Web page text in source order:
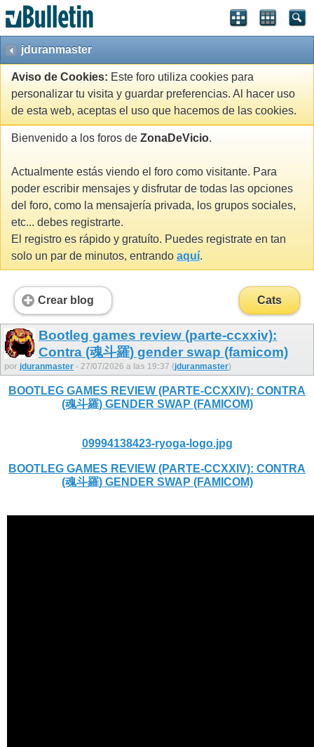
jduranmaster
Aviso de Cookies: Este foro utiliza cookies para
personalizar tu visita y guardar preferencias. Al hacer uso
de esta web, aceptas el uso que hacemos de las cookies.
Bienvenido a los foros de ZonaDeVicio.
Actualmente estás viendo el foro como visitante. Para
poder escribir mensajes y disfrutar de todas las opciones
del foro, como la mensajería privada, los grupos sociales,
etc... debes registrarte.
El registro es rápido y gratuíto. Puedes registrate en tan
solo un par de minutos, entrando aquí.
Crear blog Cats
Bootleg games review (parte-ccxxiv):
Contra (魂斗羅) gender swap (famicom)
por jduranmaster - 27/07/2026 a las 19:37 (jduranmaster)
BOOTLEG GAMES REVIEW (PARTE-CCXXIV): CONTRA
(魂斗羅) GENDER SWAP (FAMICOM)
09994138423-ryoga-logo.jpg
BOOTLEG GAMES REVIEW (PARTE-CCXXIV): CONTRA
(魂斗羅) GENDER SWAP (FAMICOM)